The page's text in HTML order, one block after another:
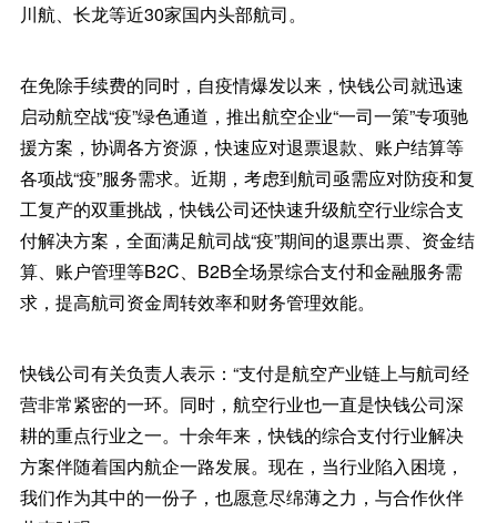
川航、长龙等近30家国内头部航司。
在免除手续费的同时，自疫情爆发以来，快钱公司就迅速
启动航空战“疫”绿色通道，推出航空企业“一司一策”专项驰
援方案，协调各方资源，快速应对退票退款、账户结算等
各项战“疫”服务需求。近期，考虑到航司亟需应对防疫和复
工复产的双重挑战，快钱公司还快速升级航空行业综合支
付解决方案，全面满足航司战“疫”期间的退票出票、资金结
算、账户管理等B2C、B2B全场景综合支付和金融服务需
求，提高航司资金周转效率和财务管理效能。
快钱公司有关负责人表示：“支付是航空产业链上与航司经
营非常紧密的一环。同时，航空行业也一直是快钱公司深
耕的重点行业之一。十余年来，快钱的综合支付行业解决
方案伴随着国内航企一路发展。现在，当行业陷入困境，
我们作为其中的一份子，也愿意尽绵薄之力，与合作伙伴